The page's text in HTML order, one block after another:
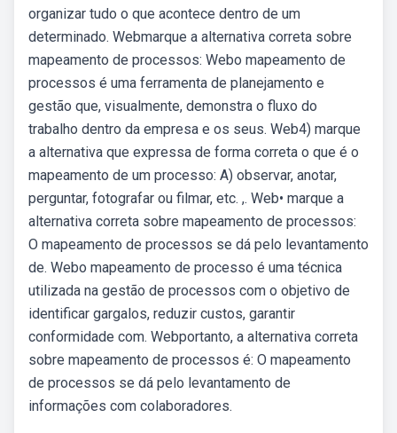
organizar tudo o que acontece dentro de um
determinado. Webmarque a alternativa correta sobre
mapeamento de processos: Webo mapeamento de
processos é uma ferramenta de planejamento e
gestão que, visualmente, demonstra o fluxo do
trabalho dentro da empresa e os seus. Web4) marque
a alternativa que expressa de forma correta o que é o
mapeamento de um processo: A) observar, anotar,
perguntar, fotografar ou filmar, etc. ,. Web• marque a
alternativa correta sobre mapeamento de processos:
O mapeamento de processos se dá pelo levantamento
de. Webo mapeamento de processo é uma técnica
utilizada na gestão de processos com o objetivo de
identificar gargalos, reduzir custos, garantir
conformidade com. Webportanto, a alternativa correta
sobre mapeamento de processos é: O mapeamento
de processos se dá pelo levantamento de
informações com colaboradores.